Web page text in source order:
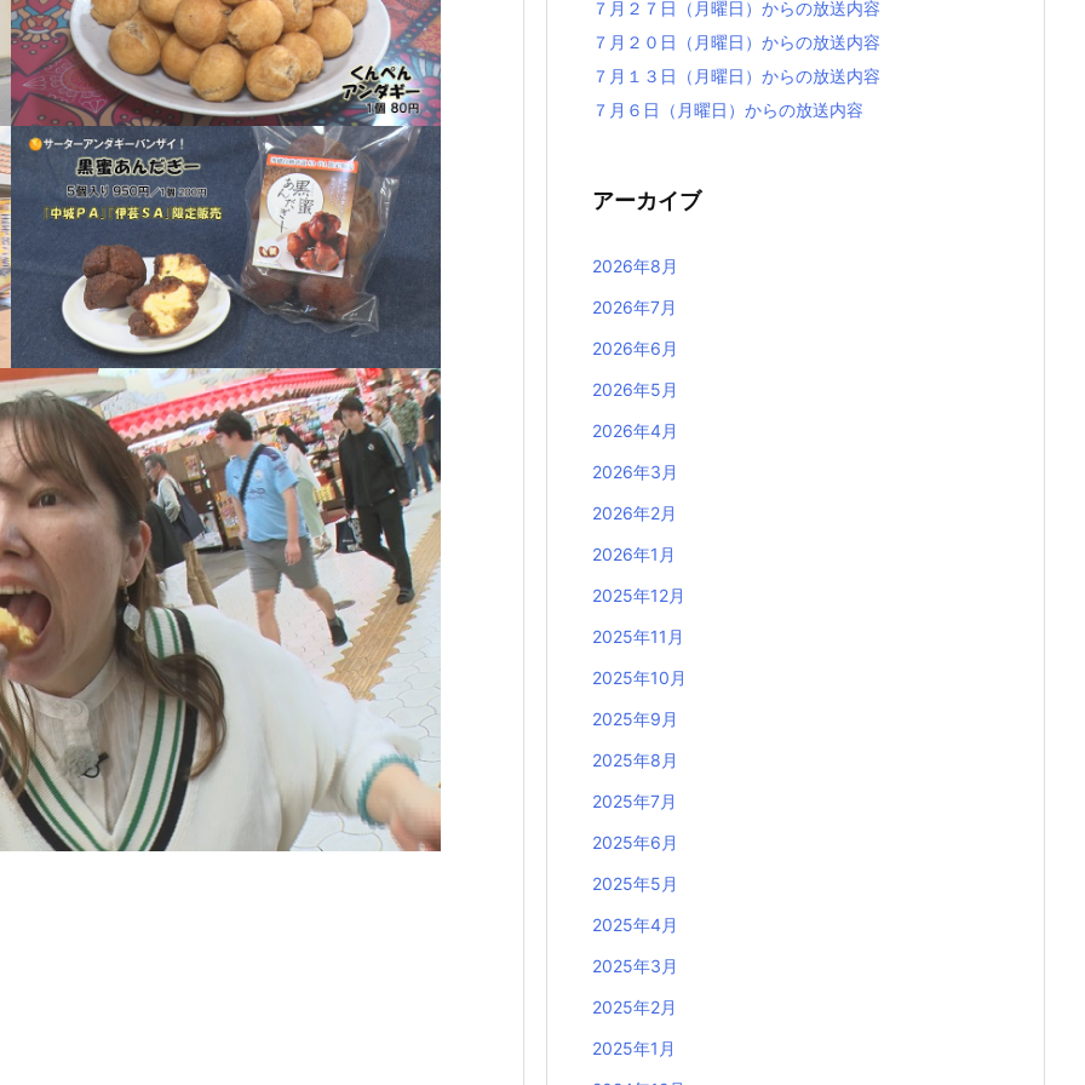
７月２７日（月曜日）からの放送内容
７月２０日（月曜日）からの放送内容
７月１３日（月曜日）からの放送内容
７月６日（月曜日）からの放送内容
アーカイブ
2026年8月
2026年7月
2026年6月
2026年5月
2026年4月
2026年3月
2026年2月
2026年1月
2025年12月
2025年11月
2025年10月
2025年9月
2025年8月
2025年7月
2025年6月
2025年5月
2025年4月
2025年3月
2025年2月
2025年1月